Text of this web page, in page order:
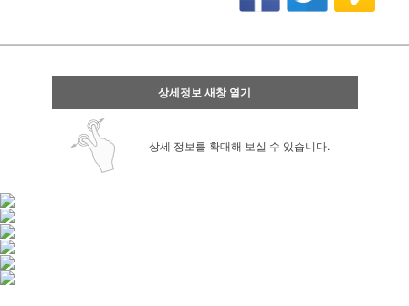
상세정보 새창 열기
상세 정보를 확대해 보실 수 있습니다.